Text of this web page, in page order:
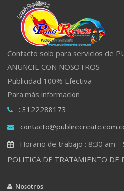
Contacto solo para servicios de
ANUNCIE CON NOSOTROS
Publicidad 100% Efectiva
Para más información
: 3122288173
Horario de trabajo : 8:30 am -
POLITICA DE TRATAMIENTO DE
Nosotros